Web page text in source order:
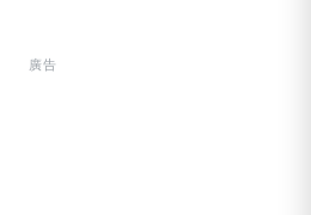
廣告